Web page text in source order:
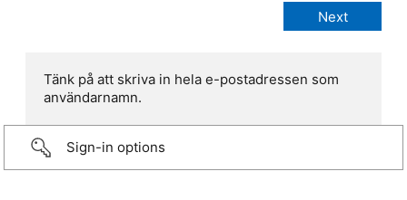
Tänk på att skriva in hela e-postadressen som
användarnamn.
Sign-in options